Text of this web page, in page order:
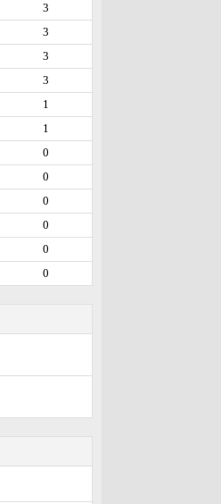
3
3
3
3
1
1
0
0
0
0
0
0